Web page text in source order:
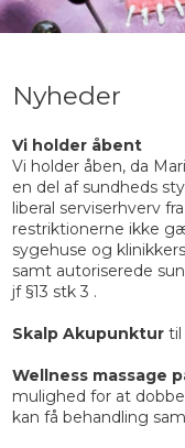
Nyheder​
Vi holder åbent​
Vi holder åben, da
en del af sundheds
liberal serviserhverv
restriktionerne ikke
sygehuse og
samt autoriserede
jf §13 stk 3 .
Skalp Akupunkturtil
Wellness massage
mulighed for at
kan få behandling